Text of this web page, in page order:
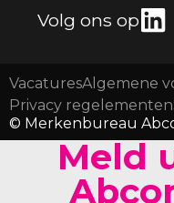
Volg ons op
VacaturesAlgemene
Privacy regelementen
© Merkenbureau
Meld